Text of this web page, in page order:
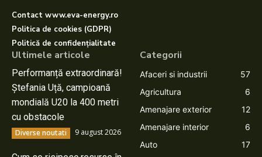
Contact www.eva-energy.ro
Politica de cookies (GDPR)
Politică de confidențialitate
Ultimele articole
Performanță extraordinară!
Ștefania Uță, campioană
mondială U20 la 400 metri
cu obstacole
Diverse noutati 9 august 2026
Categorii
Afaceri si industrii
57
Agricultura
6
Amenajare exterior
12
Amenajare interior
6
Auto
17